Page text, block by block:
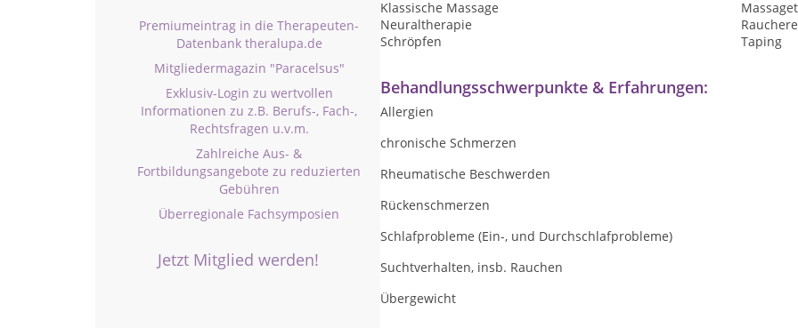
Premiumeintrag in die Therapeuten-
Datenbank theralupa.de
Mitgliedermagazin "Paracelsus"
Exklusiv-Login zu wertvollen
Informationen zu z.B. Berufs-, Fach-,
Rechtsfragen u.v.m.
Zahlreiche Aus- &
Fortbildungsangebote zu reduzierten
Gebühren
Überregionale Fachsymposien
Jetzt Mitglied werden!
Klassische Massage
Neuraltherapie
Schröpfen
Taping
Behandlungsschwerpunkte & Erfahrungen:
Allergien
chronische Schmerzen
Rheumatische Beschwerden
Rückenschmerzen
Schlafprobleme (Ein-, und Durchschlafprobleme)
Suchtverhalten, insb. Rauchen
Übergewicht